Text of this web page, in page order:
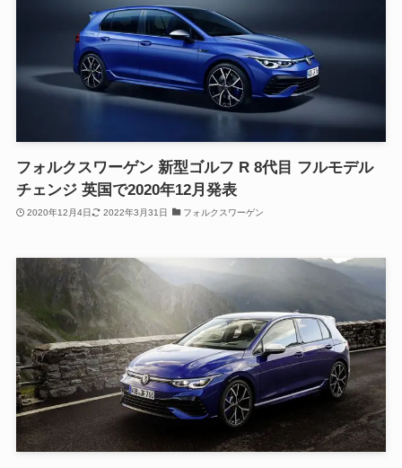
フォルクスワーゲン 新型ゴルフ R 8代目 フルモデル
チェンジ 英国で2020年12月発表
2020年12月4日 2022年3月31日 フォルクスワーゲン